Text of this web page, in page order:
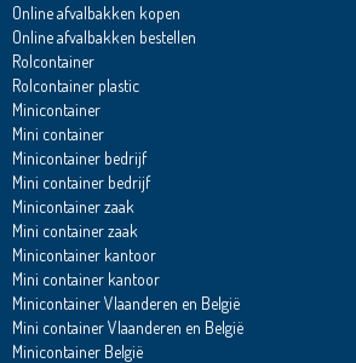
Online afvalbakken kopen
Online afvalbakken bestellen
Rolcontainer
Rolcontainer plastic
Minicontainer
Mini container
Minicontainer bedrijf
Mini container bedrijf
Minicontainer zaak
Mini container zaak
Minicontainer kantoor
Mini container kantoor
Minicontainer Vlaanderen en België
Mini container Vlaanderen en België
Minicontainer België